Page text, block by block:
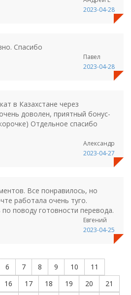
2023-04-28
Спасибо
Павел
2023-04-28
в Казахстане через
доволен, приятный бонус-
Отдельное спасибо
Александр
2023-04-27
Все понравилось, но
работала очень туго.
поводу готовности перевода.
Евгений
2023-04-25
6 7 8 9 10
11
16 17 18 19 20
21